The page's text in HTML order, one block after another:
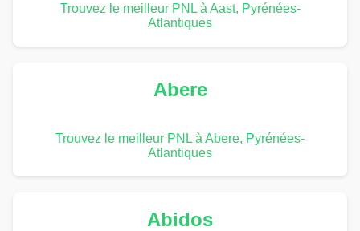
Trouvez le meilleur PNL à Aast, Pyrénées-
Atlantiques
Abere
Trouvez le meilleur PNL à Abere, Pyrénées-
Atlantiques
Abidos